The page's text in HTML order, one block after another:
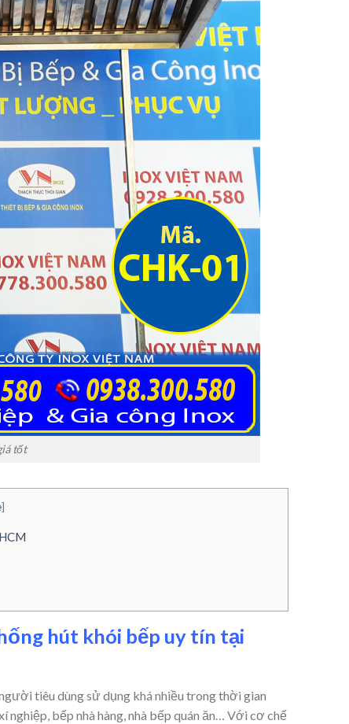
tốt
]
hút khói bếp uy tín tại
tiêu dùng sử dụng khá nhiều trong thời gian
nghiệp, bếp nhà hàng, nhà bếp quán ăn… Với cơ chế